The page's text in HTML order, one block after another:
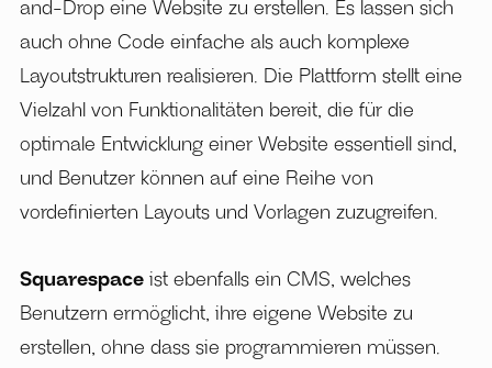
and-Drop eine Website zu erstellen. Es lassen sich
auch ohne Code einfache als auch komplexe
Layoutstrukturen realisieren. Die Plattform stellt eine
Vielzahl von Funktionalitäten bereit, die für die
optimale Entwicklung einer Website essentiell sind,
und Benutzer können auf eine Reihe von
vordefinierten Layouts und Vorlagen zuzugreifen.
Squarespace ist ebenfalls ein CMS, welches
Benutzern ermöglicht, ihre eigene Website zu
erstellen, ohne dass sie programmieren müssen.